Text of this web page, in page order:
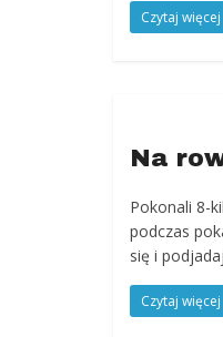
Czytaj więcej
Na
Pokonali 8-
podczas
się i
Czytaj więcej